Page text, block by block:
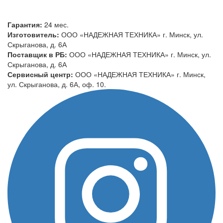
Гарантия: 24 мес.
Изготовитель: ООО «НАДЕЖНАЯ ТЕХНИКА» г. Минск, ул.
Скрыганова, д. 6А
Поставщик в РБ: ООО «НАДЕЖНАЯ ТЕХНИКА» г. Минск, ул.
Скрыганова, д. 6А
Сервисный центр: ООО «НАДЕЖНАЯ ТЕХНИКА» г. Минск,
ул. Скрыганова, д. 6А, оф. 10.